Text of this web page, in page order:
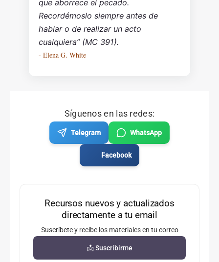
que aborrece el pecado.
Recordémoslo siempre antes de
hablar o de realizar un acto
cualquiera” (MC 391).
- Elena G. White
Síguenos en las redes:
Telegram WhatsApp
Facebook
Recursos nuevos y actualizados
directamente a tu email
Suscríbete y recibe los materiales en tu correo
📩 Suscribirme